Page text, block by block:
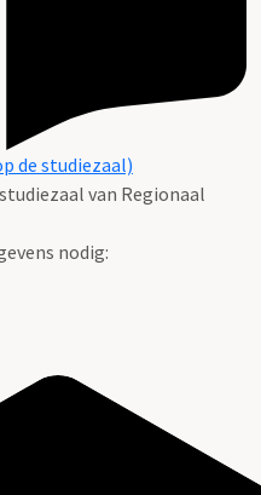
de studiezaal)
van Regionaal
nodig: